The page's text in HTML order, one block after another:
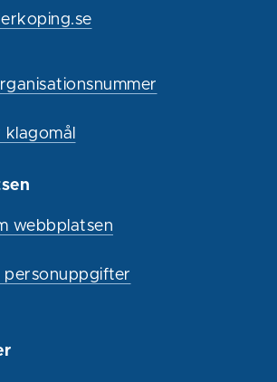
webbplatsen
personuppgifter